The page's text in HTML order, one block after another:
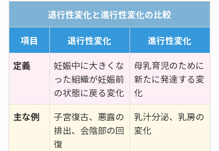
退行性変化と進行性変化の比較
項目 退行性変化
進行性変化
定義
妊娠中に大きくな
った組織が妊娠前
の状態に戻る変化
母乳育児のために
新たに発達する変
化
主な例
子宮復古、悪露の
排出、会陰部の回
復
乳汁分泌、乳房の
変化